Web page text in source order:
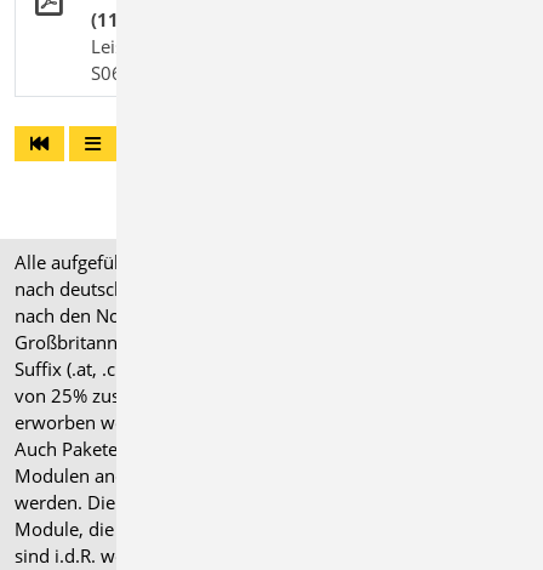
(11/08)
Leistungsbeschreibung des BauStatik-Moduls
S064 | Vorgänger-Modul zu S381.de
Alle aufgeführten Preise verstehen sich für Module/Pakete
nach deutschen Normgrundlagen (".de"). Module, die auch
nach den Normen für Österreich, Schweiz, Italien und
Großbritannien verfügbar sind, tragen ein entsprechendes
Suffix (.at, .ch, .it bzw. .uk) und können gegen einen Aufpreis
von 25% zusammen mit dem jeweiligen ".de"-Modul
erworben werden.
Auch Pakete können gegen einen Aufpreis von 25% mit
Modulen anderer Normen (.at, .ch, .it bzw. .uk) erweitert
werden. Die Paketerweiterung umfasst alle entsprechenden
Module, die zum Zeitpunkt des Kaufs verfügbar sind. Das
sind i.d.R. weniger Module als nach deutscher Norm.